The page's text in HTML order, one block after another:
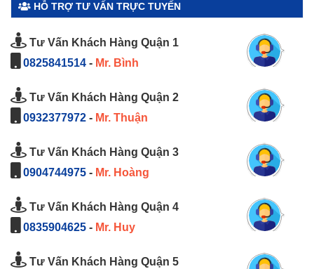
HỖ TRỢ TƯ VẤN TRỰC TUYẾN
Tư Vấn Khách Hàng Quận 1
0825841514 - Mr. Bình
Tư Vấn Khách Hàng Quận 2
0932377972 - Mr. Thuận
Tư Vấn Khách Hàng Quận 3
0904744975 - Mr. Hoàng
Tư Vấn Khách Hàng Quận 4
0835904625 - Mr. Huy
Tư Vấn Khách Hàng Quận 5